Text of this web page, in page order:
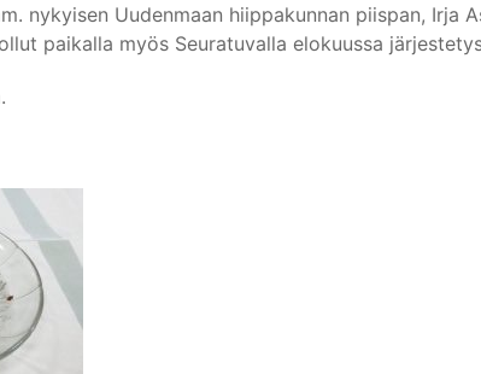
nykyisen Uudenmaan hiippakunnan piispan, Irja
paikalla myös Seuratuvalla elokuussa